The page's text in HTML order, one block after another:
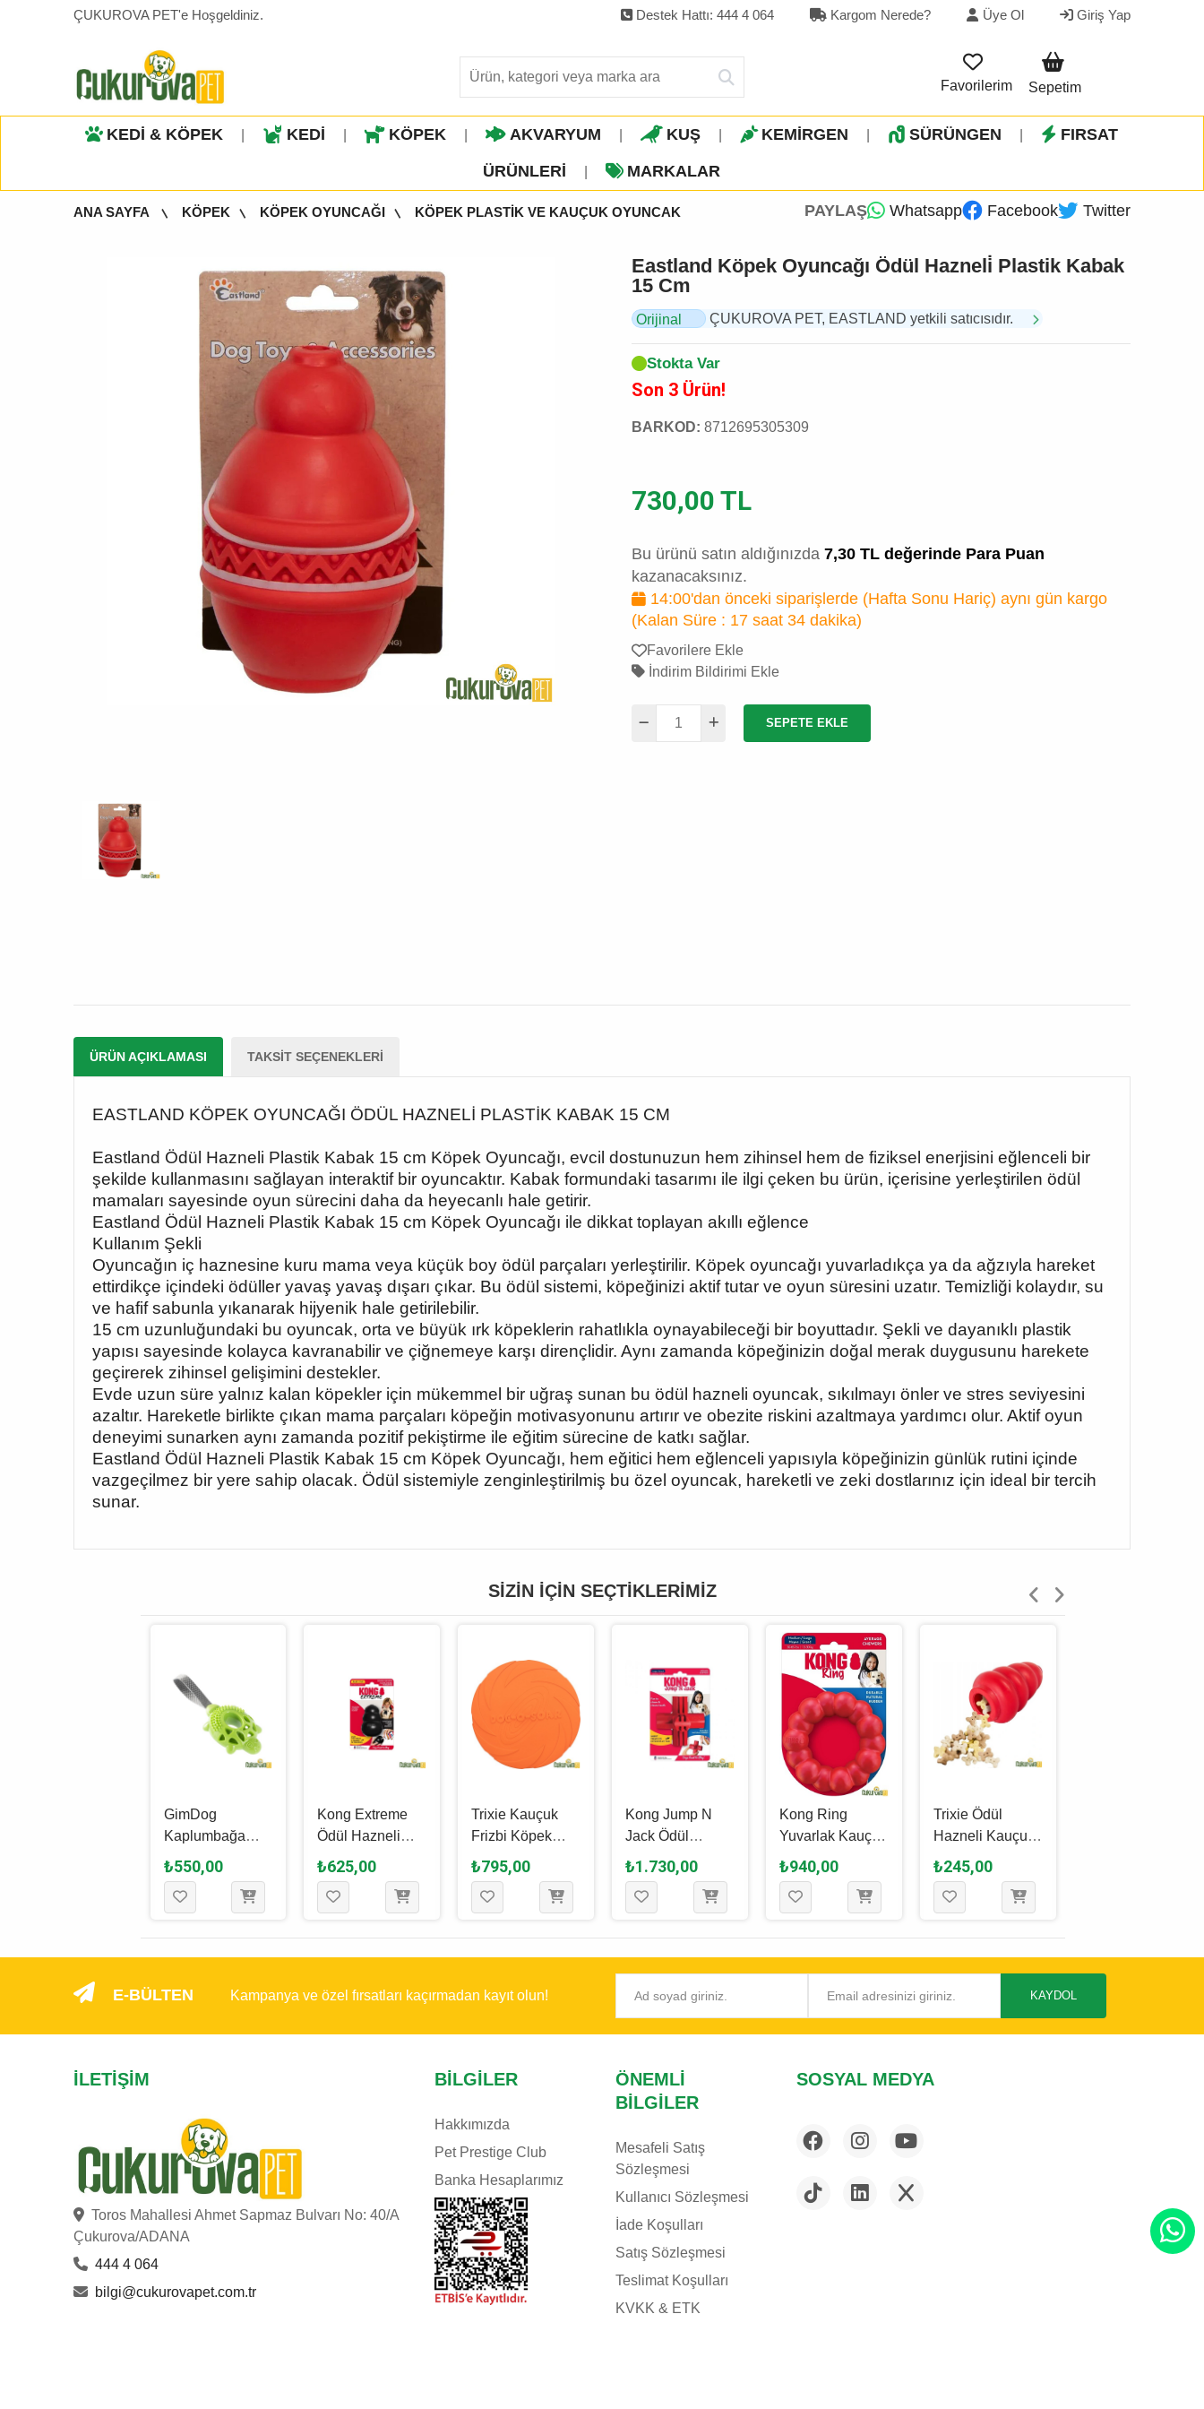
ÇUKUROVA PET'e Hoşgeldiniz. Destek Hattı: 444 4 064 Kargom Nerede? Üye Ol Giriş Yap
Favorilerim Sepetim
KEDİ & KÖPEK KEDİ KÖPEK AKVARYUM KUŞ KEMİRGEN SÜRÜNGEN FIRSAT
ÜRÜNLERI MARKALAR
ANA SAYFA KÖPEK KÖPEK OYUNCAĞI KÖPEK PLASTİK VE KAUÇUK OYUNCAK PAYLAŞ Whatsapp Facebook Twitter
Eastland Köpek Oyuncağı Ödül Hazneli̇ Plastik Kabak
15 Cm
Orijinal
ÇUKUROVA PET, EASTLAND yetkili satıcısıdır.
Stokta Var
Son 3 Ürün!
BARKOD: 8712695305309
730,00 TL
Bu ürünü satın aldığınızda 7,30 TL değerinde Para Puan
kazanacaksınız.
14:00'dan önceki siparişlerde (Hafta Sonu Hariç) aynı gün kargo
(Kalan Süre : 17 saat 34 dakika)
Favorilere Ekle
İndirim Bildirimi Ekle
SEPETE EKLE
ÜRÜN AÇIKLAMASI TAKSIT SEÇENEKLERI
EASTLAND KÖPEK OYUNCAĞI ÖDÜL HAZNELİ PLASTİK KABAK 15 CM
Eastland Ödül Hazneli Plastik Kabak 15 cm Köpek Oyuncağı, evcil dostunuzun hem zihinsel hem de fiziksel enerjisini eğlenceli bir
şekilde kullanmasını sağlayan interaktif bir oyuncaktır. Kabak formundaki tasarımı ile ilgi çeken bu ürün, içerisine yerleştirilen ödül
mamaları sayesinde oyun sürecini daha da heyecanlı hale getirir.
Eastland Ödül Hazneli Plastik Kabak 15 cm Köpek Oyuncağı ile dikkat toplayan akıllı eğlence
Kullanım Şekli
Oyuncağın iç haznesine kuru mama veya küçük boy ödül parçaları yerleştirilir. Köpek oyuncağı yuvarladıkça ya da ağzıyla hareket
ettirdikçe içindeki ödüller yavaş yavaş dışarı çıkar. Bu ödül sistemi, köpeğinizi aktif tutar ve oyun süresini uzatır. Temizliği kolaydır, su
ve hafif sabunla yıkanarak hijyenik hale getirilebilir.
15 cm uzunluğundaki bu oyuncak, orta ve büyük ırk köpeklerin rahatlıkla oynayabileceği bir boyuttadır. Şekli ve dayanıklı plastik
yapısı sayesinde kolayca kavranabilir ve çiğnemeye karşı dirençlidir. Aynı zamanda köpeğinizin doğal merak duygusunu harekete
geçirerek zihinsel gelişimini destekler.
Evde uzun süre yalnız kalan köpekler için mükemmel bir uğraş sunan bu ödül hazneli oyuncak, sıkılmayı önler ve stres seviyesini
azaltır. Hareketle birlikte çıkan mama parçaları köpeğin motivasyonunu artırır ve obezite riskini azaltmaya yardımcı olur. Aktif oyun
deneyimi sunarken aynı zamanda pozitif pekiştirme ile eğitim sürecine de katkı sağlar.
Eastland Ödül Hazneli Plastik Kabak 15 cm Köpek Oyuncağı, hem eğitici hem eğlenceli yapısıyla köpeğinizin günlük rutini içinde
vazgeçilmez bir yere sahip olacak. Ödül sistemiyle zenginleştirilmiş bu özel oyuncak, hareketli ve zeki dostlarınız için ideal bir tercih
sunar.
SIZIN İÇIN SEÇTIKLERIMIZ
GimDog
Kaplumbağa
Şeklinde
Çekiştirmeli
Köpek Oyuncağı
₺550,00
Kong Extreme
Ödül Hazneli
Kauçuk Köpek
Oyuncağı Siyah -
S / 8 Cm
₺625,00
Trixie Kauçuk
Frizbi Köpek
Oyuncağı
Turuncu - 15 Cm
₺795,00
Kong Jump N
Jack Ödül
Hazneli Kauçuk
Köpek Oyuncağı
Kırmızı / L - 11
₺1.730,00
Kong Ring
Yuvarlak Kauçuk
Köpek Oyuncağı
Kırmızı - M / L -
10.5 Cm
₺940,00
Trixie Ödül
Hazneli Kauçuk
Köpek Oyuncağı
Karışık Renkli - 8
Cm
₺245,00
E-BÜLTEN Kampanya ve özel fırsatları kaçırmadan kayıt olun! KAYDOL
İLETIŞIM
Toros Mahallesi Ahmet Sapmaz Bulvarı No: 40/A
Çukurova/ADANA
444 4 064
bilgi@cukurovapet.com.tr
BILGILER
Hakkımızda
Pet Prestige Club
Banka Hesaplarımız
ÖNEMLI
BILGILER
Mesafeli Satış
Sözleşmesi
Kullanıcı Sözleşmesi
İade Koşulları
Satış Sözleşmesi
Teslimat Koşulları
KVKK & ETK
SOSYAL MEDYA